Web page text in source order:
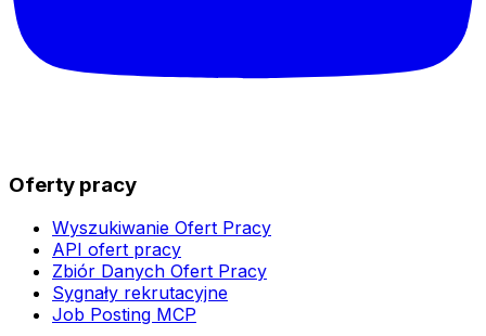
Oferty pracy
Wyszukiwanie Ofert Pracy
API ofert pracy
Zbiór Danych Ofert Pracy
Sygnały rekrutacyjne
Job Posting MCP